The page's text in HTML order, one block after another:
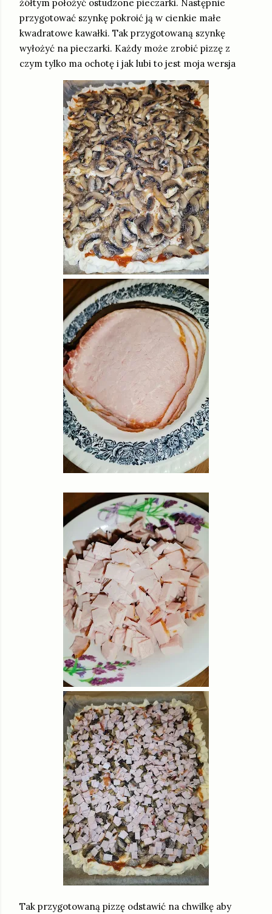
żółtym położyć ostudzone pieczarki. Następnie
przygotować szynkę pokroić ją w cienkie małe
kwadratowe kawałki. Tak przygotowaną szynkę
wyłożyć na pieczarki. Każdy może zrobić pizzę z
czym tylko ma ochotę i jak lubi to jest moja wersja
Tak przygotowaną pizzę odstawić na chwilkę aby